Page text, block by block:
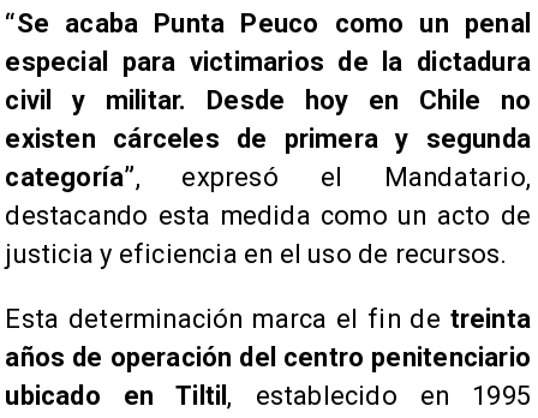
“Se acaba Punta Peuco como un penal
especial para victimarios de la dictadura
civil y militar. Desde hoy en Chile no
existen cárceles de primera y segunda
categoría”, expresó el Mandatario,
destacando esta medida como un acto de
justicia y eficiencia en el uso de recursos.
Esta determinación marca el fin de treinta
años de operación del centro penitenciario
ubicado en Tiltil , establecido en 1995